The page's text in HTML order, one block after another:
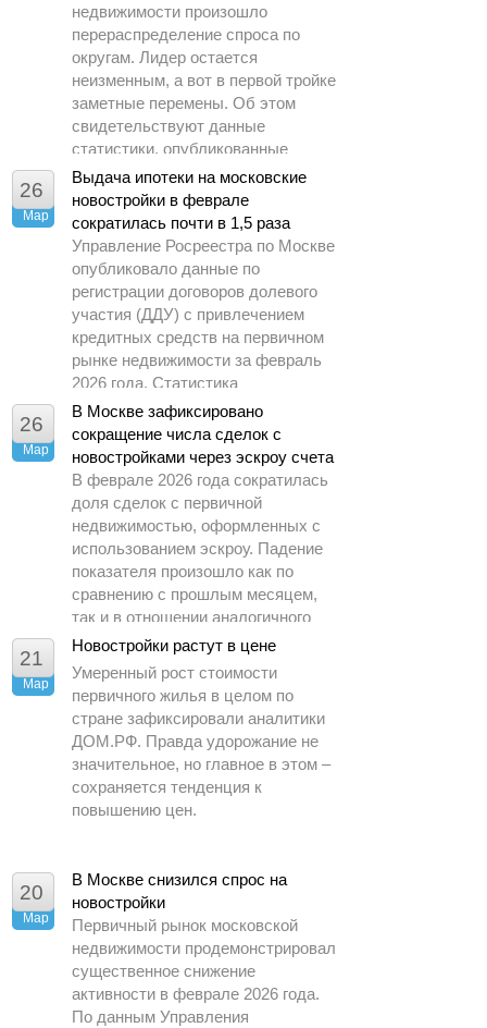
недвижимости произошло
перераспределение спроса по
округам. Лидер остается
неизменным, а вот в первой тройке
заметные перемены. Об этом
свидетельствуют данные
статистики, опубликованные
Управлением Росреестра по
Москве.
26
Мар
Выдача ипотеки на московские
новостройки в феврале
сократилась почти в 1,5 раза
Управление Росреестра по Москве
опубликовало данные по
регистрации договоров долевого
участия (ДДУ) с привлечением
кредитных средств на первичном
рынке недвижимости за февраль
2026 года. Статистика
демонстрирует заметное
охлаждение спроса по сравнению
с предыдущими периодами.
26
Мар
В Москве зафиксировано
сокращение числа сделок с
новостройками через эскроу счета
В феврале 2026 года сократилась
доля сделок с первичной
недвижимостью, оформленных с
использованием эскроу. Падение
показателя произошло как по
сравнению с прошлым месяцем,
так и в отношении аналогичного
периода 2025 года.
21
Мар
Новостройки растут в цене
Умеренный рост стоимости
первичного жилья в целом по
стране зафиксировали аналитики
ДОМ.РФ. Правда удорожание не
значительное, но главное в этом –
сохраняется тенденция к
повышению цен.
20
Мар
В Москве снизился спрос на
новостройки
Первичный рынок московской
недвижимости продемонстрировал
существенное снижение
активности в феврале 2026 года.
По данным Управления